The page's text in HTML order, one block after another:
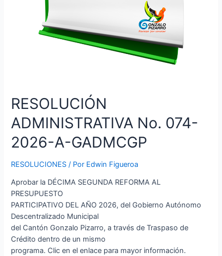
RESOLUCIÓN
ADMINISTRATIVA No. 074-
2026-A-GADMCGP
RESOLUCIONES / Por Edwin Figueroa
Aprobar la DÉCIMA SEGUNDA REFORMA AL
PRESUPUESTO
PARTICIPATIVO DEL AÑO 2026, del Gobierno Autónomo
Descentralizado Municipal
del Cantón Gonzalo Pizarro, a través de Traspaso de
Crédito dentro de un mismo
programa. Clic en el enlace para mayor información.